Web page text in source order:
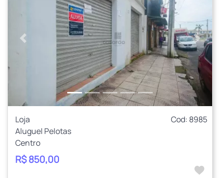
Anterior
Loja
Cod: 8985
Aluguel Pelotas
Centro
R$ 850,00